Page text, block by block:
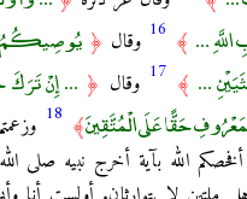
... ﴾ 16 وقال ﴿ يُوصِيكُمُ
... ﴾ 17 وقال ﴿ ... إِنْ تَرَكَ
حَقًّا عَلَى الْمُتَّقِينَ﴾ 18
الله بآية أخرج نبيه صلى